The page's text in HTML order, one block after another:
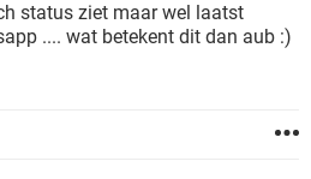
CORONAVIRUS
status ziet maar wel laatst
.... wat betekent dit dan aub :)